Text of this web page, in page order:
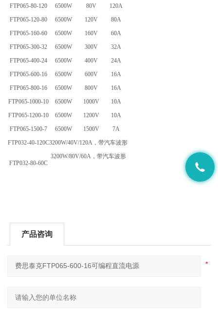
FTP065-80-120
6500W 80V
120A
FTP065-120-80
6500W 120V
80A
FTP065-160-60
6500W 160V
60A
FTP065-300-32
6500W 300V
32A
FTP065-400-24
6500W 400V
24A
FTP065-600-16
6500W 600V
16A
FTP065-800-16
6500W 800V
16A
FTP065-1000-10
6500W 1000V
10A
FTP065-1200-10
6500W 1200V
10A
FTP065-1500-7
6500W 1500V
7A
FTP032-40-120C3200W/40V/120A，带汽车波形
FTP032-80-60C
3200W/80V/60A，带汽车波形
产品咨询